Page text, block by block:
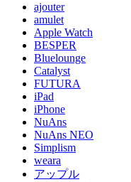
ajouter
amulet
Apple Watch
BESPER
Bluelounge
Catalyst
FUTURA
iPad
iPhone
NuAns
NuAns NEO
Simplism
weara
アップル